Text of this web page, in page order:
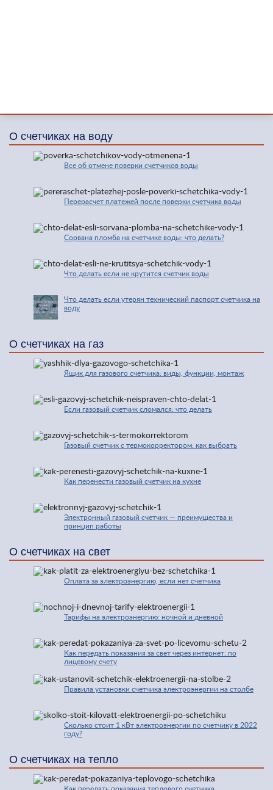
О счетчиках на воду
Все об отмене поверки счетчиков воды
Перерасчет платежей после поверки счетчика воды
Сорвана пломба на счетчике воды: что делать?
Что делать если не крутится счетчик воды
Что делать если утерян технический паспорт счетчика на
воду
О счетчиках на газ
Ящик для газового счетчика: виды, функции, монтаж
Если газовый счетчик сломался: что делать
Газовый счетчик с термокорректором: как выбрать
Как перенести газовый счетчик на кухне
Электронный газовый счетчик — преимущества и
принцип работы
О счетчиках на свет
Оплата за электроэнергию, если нет счетчика
Тарифы на электроэнергию: ночной и дневной
Как передать показания за свет через интернет: по
лицевому счету
Правила установки счетчика электроэнергии на столбе
Сколько стоит 1 кВт электроэнергии по счетчику в 2022
году?
О счетчиках на тепло